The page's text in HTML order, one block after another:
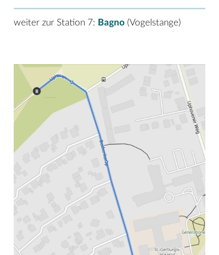
weiter zur Station 7: Bagno (Vogelstange)